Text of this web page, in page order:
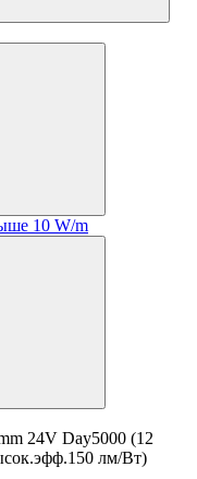
10 W/m
24V Day5000 (12
лм/Вт)